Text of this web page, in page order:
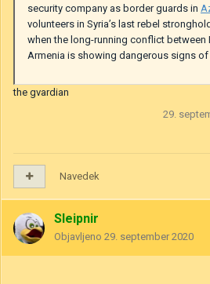
security company as border guards in
volunteers in Syria’s last rebel
when the long-running conflict between
Armenia is showing dangerous signs
the gvardian
29.
Navedek
Sleipnir
Objavljeno 29. september 2020